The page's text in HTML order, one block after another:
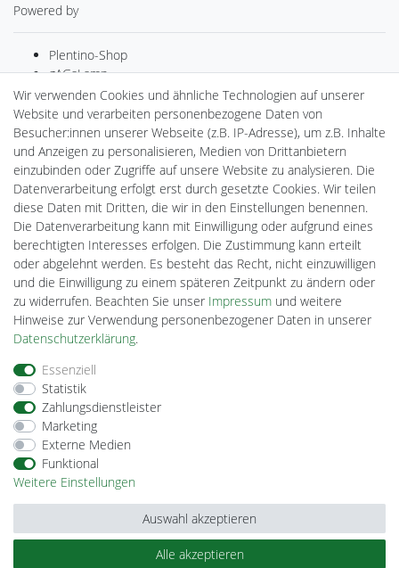
Powered by
Plentino-Shop
gAGaLamp
Drohnenstore24
MeinUSB
Batteriespeicher
PlentiSolar
Gebrauchtlicht
Ledkauf
DEYESOLAR
Lightech Connect
CardanLight Europe
FORTIMO LEDs
Cardanlight-Shop
Wallbox24
Barrierefreiheitserklärung
© Copyright 2026 | Alle Rechte vorbehalten.
Wir verwenden Cookies und ähnliche Technologien auf unserer
Website und verarbeiten personenbezogene Daten von
Besucher:innen unserer Webseite (z.B. IP-Adresse), um z.B. Inhalte
und Anzeigen zu personalisieren, Medien von Drittanbietern
einzubinden oder Zugriffe auf unsere Website zu analysieren. Die
Datenverarbeitung erfolgt erst durch gesetzte Cookies. Wir teilen
diese Daten mit Dritten, die wir in den Einstellungen benennen.
Die Datenverarbeitung kann mit Einwilligung oder aufgrund eines
berechtigten Interesses erfolgen. Die Zustimmung kann erteilt
oder abgelehnt werden. Es besteht das Recht, nicht einzuwilligen
und die Einwilligung zu einem späteren Zeitpunkt zu ändern oder
zu widerrufen. Beachten Sie unser Impressum und weitere
Hinweise zur Verwendung personenbezogener Daten in unserer
Daten­schutz­erklärung.
Essenziell
Statistik
Zahlungsdienstleister
Marketing
Externe Medien
Funktional
Weitere Einstellungen
Alle akzeptieren
Auswahl akzeptieren